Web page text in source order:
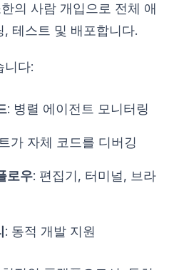
의 사람 개입으로 전체 애
테스트 및 배포합니다.
니다:
: 병렬 에이전트 모니터링
가 자체 코드를 디버깅
로우: 편집기, 터미널, 브라
: 동적 개발 지원